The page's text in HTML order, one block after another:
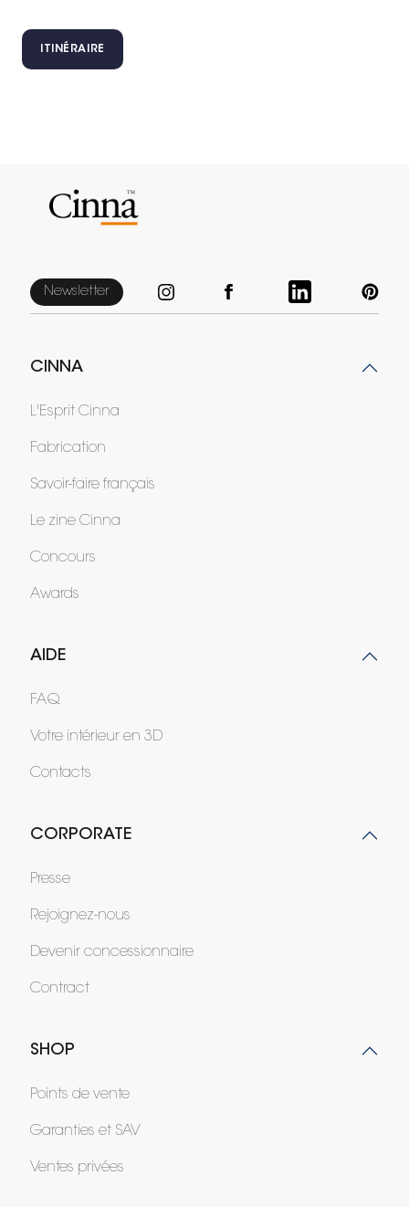
ITINÉRAIRE
Newsletter
CINNA
L'Esprit Cinna
Fabrication
Savoir-faire français
Le zine Cinna
Concours
Awards
AIDE
FAQ
Votre intérieur en 3D
Contacts
CORPORATE
Presse
Rejoignez-nous
Devenir concessionnaire
Contract
SHOP
Points de vente
Garanties et SAV
Ventes privées